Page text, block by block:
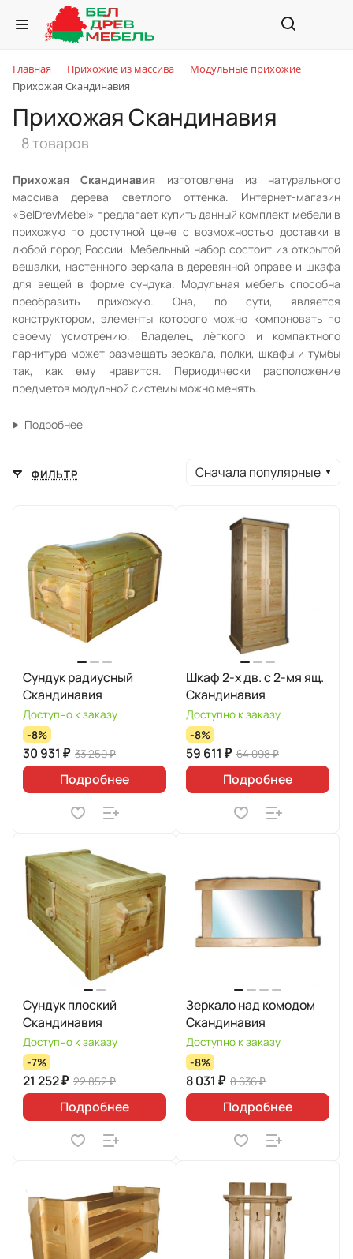
Главная Прихожие из массива
Модульные прихожие
Прихожая Скандинавия
Прихожая Скандинавия
8 товаров
Прихожая Скандинавия изготовлена из натурального
массива дерева светлого оттенка. Интернет-магазин
«BelDrevMebel» предлагает купить данный комплект мебели в
прихожую по доступной цене с возможностью доставки в
любой город России. Мебельный набор состоит из открытой
вешалки, настенного зеркала в деревянной оправе и шкафа
для вещей в форме сундука. Модульная мебель способна
преобразить прихожую. Она, по сути, является
конструктором, элементы которого можно компоновать по
своему усмотрению. Владелец лёгкого и компактного
гарнитура может размещать зеркала, полки, шкафы и тумбы
так, как ему нравится. Периодически расположение
предметов модульной системы можно менять.
Подробнее
ФИЛЬТР Сначала популярные
Сундук радиусный
Скандинавия
Доступно к заказу
-8%
30 931 ₽ 33 259 ₽
Подробнее
Шкаф 2-х дв. с 2-мя ящ.
Скандинавия
Доступно к заказу
-8%
59 611 ₽ 64 098 ₽
Подробнее
Сундук плоский
Скандинавия
Доступно к заказу
-7%
21 252 ₽ 22 852 ₽
Подробнее
Зеркало над комодом
Скандинавия
Доступно к заказу
-8%
8 031 ₽ 8 636 ₽
Подробнее